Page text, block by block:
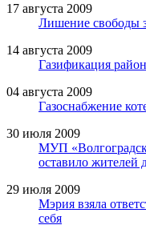
17 августа 2009
Лишение свободы
14 августа 2009
Газификация
04 августа 2009
Газоснабжение
30 июля 2009
МУП
оставило жителей
29 июля 2009
Мэрия взяла
себя